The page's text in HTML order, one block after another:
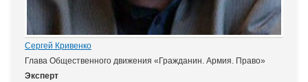
Сергей Кривенко
Глава Общественного движения «Гражданин. Армия. Право»
Эксперт